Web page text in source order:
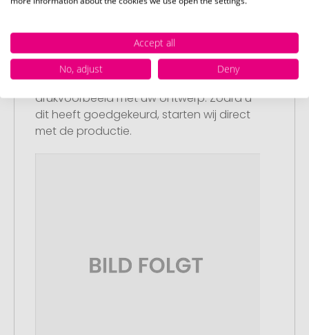
Artikelvoorbeeld en goedkeuring
U ontvangt van ons een gratis
drukvoorbeeld met uw ontwerp. Zodra u
dit heeft goedgekeurd, starten wij direct
met de productie.
Accept all
No, adjust
Deny